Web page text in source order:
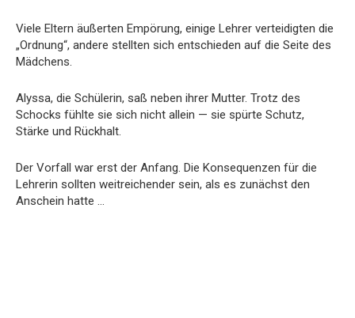
Viele Eltern äußerten Empörung, einige Lehrer verteidigten die
„Ordnung“, andere stellten sich entschieden auf die Seite des
Mädchens.
Alyssa, die Schülerin, saß neben ihrer Mutter. Trotz des
Schocks fühlte sie sich nicht allein — sie spürte Schutz,
Stärke und Rückhalt.
Der Vorfall war erst der Anfang. Die Konsequenzen für die
Lehrerin sollten weitreichender sein, als es zunächst den
Anschein hatte …